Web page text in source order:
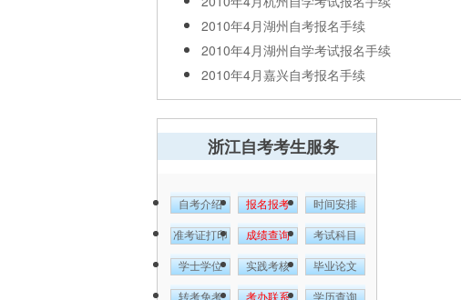
2010年4月湖州自考报名手续
2010年4月湖州自学考试报名手续
2010年4月嘉兴自考报名手续
浙江自考考生服务
自考介绍 报名报考 时间安排
准考证打印 成绩查询 考试科目
学士学位 实践考核 毕业论文